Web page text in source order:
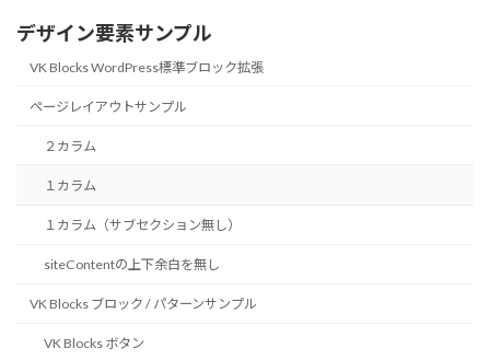
デザイン要素サンプル
VK Blocks WordPress標準ブロック拡張
ページレイアウトサンプル
２カラム
１カラム
１カラム（サブセクション無し）
siteContentの上下余白を無し
VK Blocks ブロック / パターンサンプル
VK Blocks ボタン